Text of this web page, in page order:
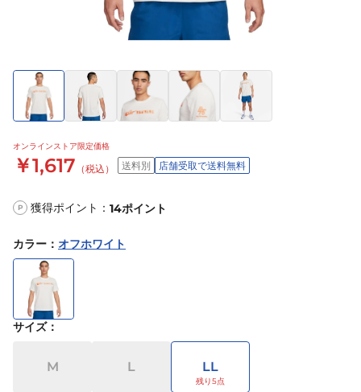
オンラインストア限定価格
￥1,617 （税込） 送料別 店舗受取で送料無料
P 獲得ポイント： 14ポイント
カラー ： オフホワイト
サイズ：
M L LL